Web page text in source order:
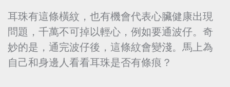
耳珠有這條橫紋，也有機會代表心臟健康出現
問題，千萬不可掉以輕心，例如要通波仔。奇
妙的是，通完波仔後，這條紋會變淺。馬上為
自己和身邊人看看耳珠是否有條痕？